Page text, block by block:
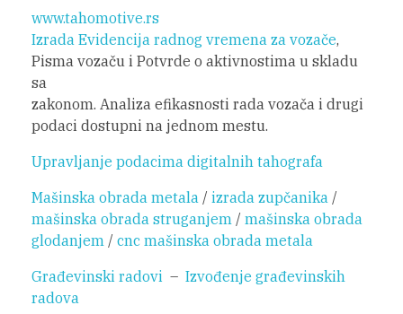
www.tahomotive.rs
Izrada Evidencija radnog vremena za vozače,
Pisma vozaču i Potvrde o aktivnostima u skladu
sa
zakonom. Analiza efikasnosti rada vozača i drugi
podaci dostupni na jednom mestu.
Upravljanje podacima digitalnih tahografa
Mašinska obrada metala / izrada zupčanika /
mašinska obrada struganjem / mašinska obrada
glodanjem / cnc mašinska obrada metala
Građevinski radovi – Izvođenje građevinskih
radova